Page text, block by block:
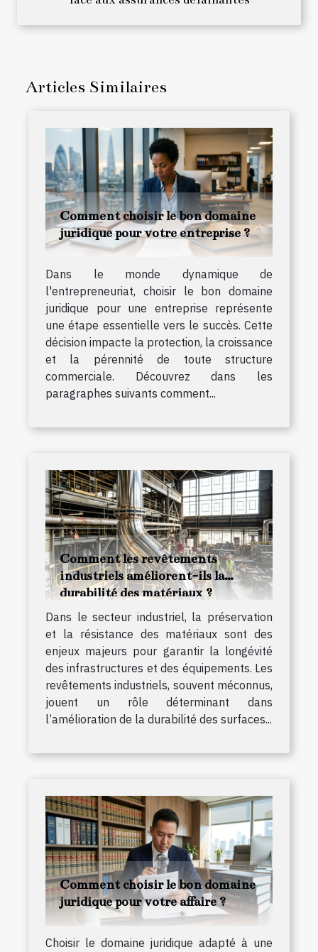
Articles Similaires
Comment choisir le bon domaine
juridique pour votre entreprise ?
Dans le monde dynamique de
l'entrepreneuriat, choisir le bon domaine
juridique pour une entreprise représente
une étape essentielle vers le succès. Cette
décision impacte la protection, la croissance
et la pérennité de toute structure
commerciale. Découvrez dans les
paragraphes suivants comment...
Comment les revêtements
industriels améliorent-ils la
durabilité des matériaux ?
Dans le secteur industriel, la préservation
et la résistance des matériaux sont des
enjeux majeurs pour garantir la longévité
des infrastructures et des équipements. Les
revêtements industriels, souvent méconnus,
jouent un rôle déterminant dans
l’amélioration de la durabilité des surfaces...
Comment choisir le bon domaine
juridique pour votre affaire ?
Choisir le domaine juridique adapté à une